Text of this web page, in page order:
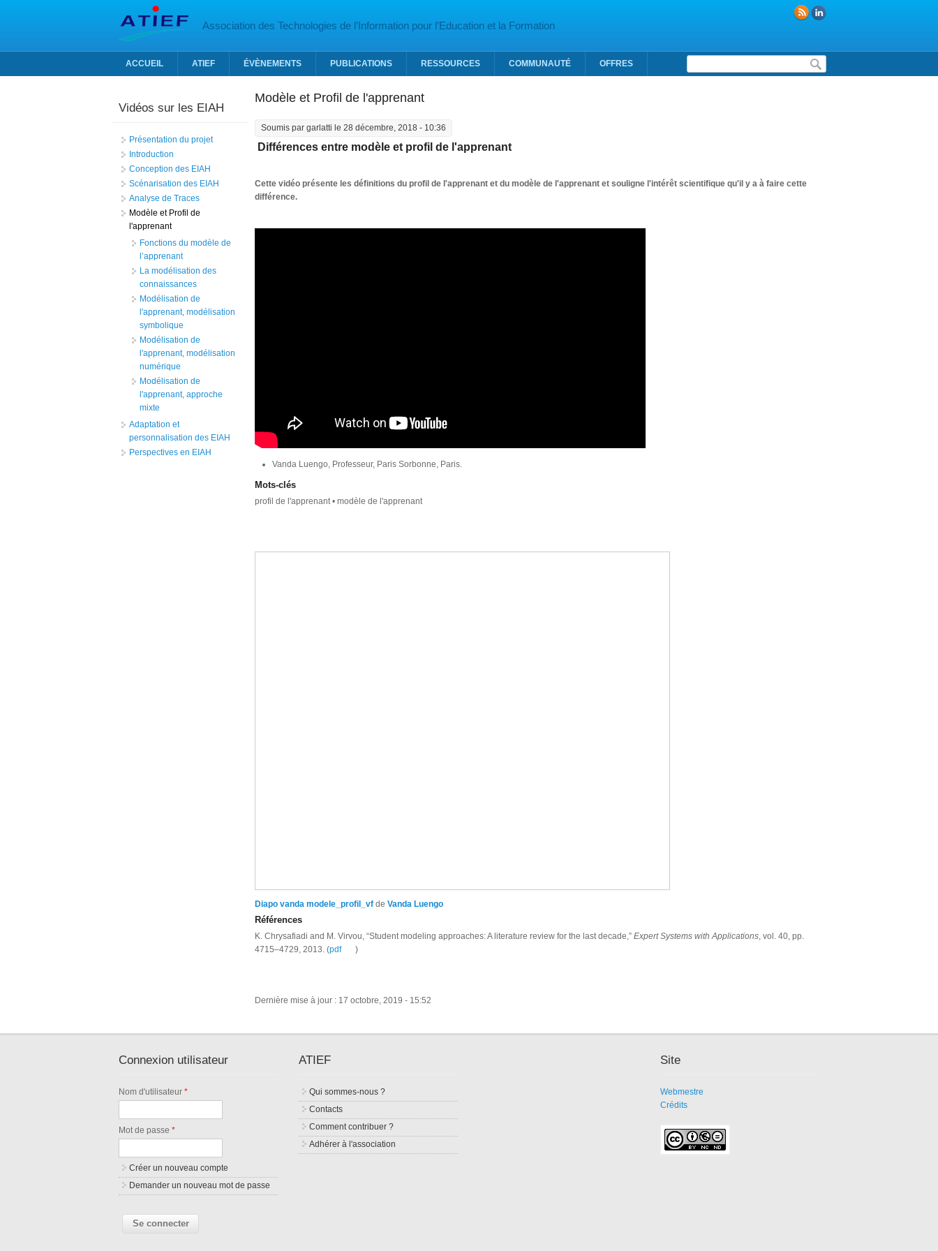
Association des Technologies de l’Information pour l’Education et la Formation
Formulaire de recherche
ACCUEIL ATIEF ÉVÈNEMENTS PUBLICATIONS RESSOURCES COMMUNAUTÉ OFFRES
Modèle et Profil de l'apprenant
Soumis par garlatti le 28 décembre, 2018 - 10:36
Différences entre modèle et profil de l'apprenant
Cette vidéo présente les définitions du profil de l'apprenant et du modèle de l'apprenant et souligne l'intérêt scientifique qu'il y a à faire cette
différence.
Vanda Luengo, Professeur, Paris Sorbonne, Paris.
Mots-clés
profil de l'apprenant • modèle de l'apprenant
Diapo vanda modele_profil_vf de Vanda Luengo
Références
K. Chrysafiadi and M. Virvou, “Student modeling approaches: A literature review for the last decade,” Expert Systems with Applications, vol. 40, pp.
4715–4729, 2013. (pdf )
Dernière mise à jour : 17 octobre, 2019 - 15:52
Vidéos sur les EIAH
Présentation du projet
Introduction
Conception des EIAH
Scénarisation des EIAH
Analyse de Traces
Modèle et Profil de
l'apprenant
Fonctions du modèle de
l’apprenant
La modélisation des
connaissances
Modélisation de
l'apprenant, modélisation
symbolique
Modélisation de
l'apprenant, modélisation
numérique
Modélisation de
l'apprenant, approche
mixte
Adaptation et
personnalisation des EIAH
Perspectives en EIAH
Connexion utilisateur
Nom d'utilisateur*
Mot de passe*
Créer un nouveau compte
Demander un nouveau mot de passe
ATIEF
Qui sommes-nous ?
Contacts
Comment contribuer ?
Adhérer à l'association
Site
Webmestre
Crédits